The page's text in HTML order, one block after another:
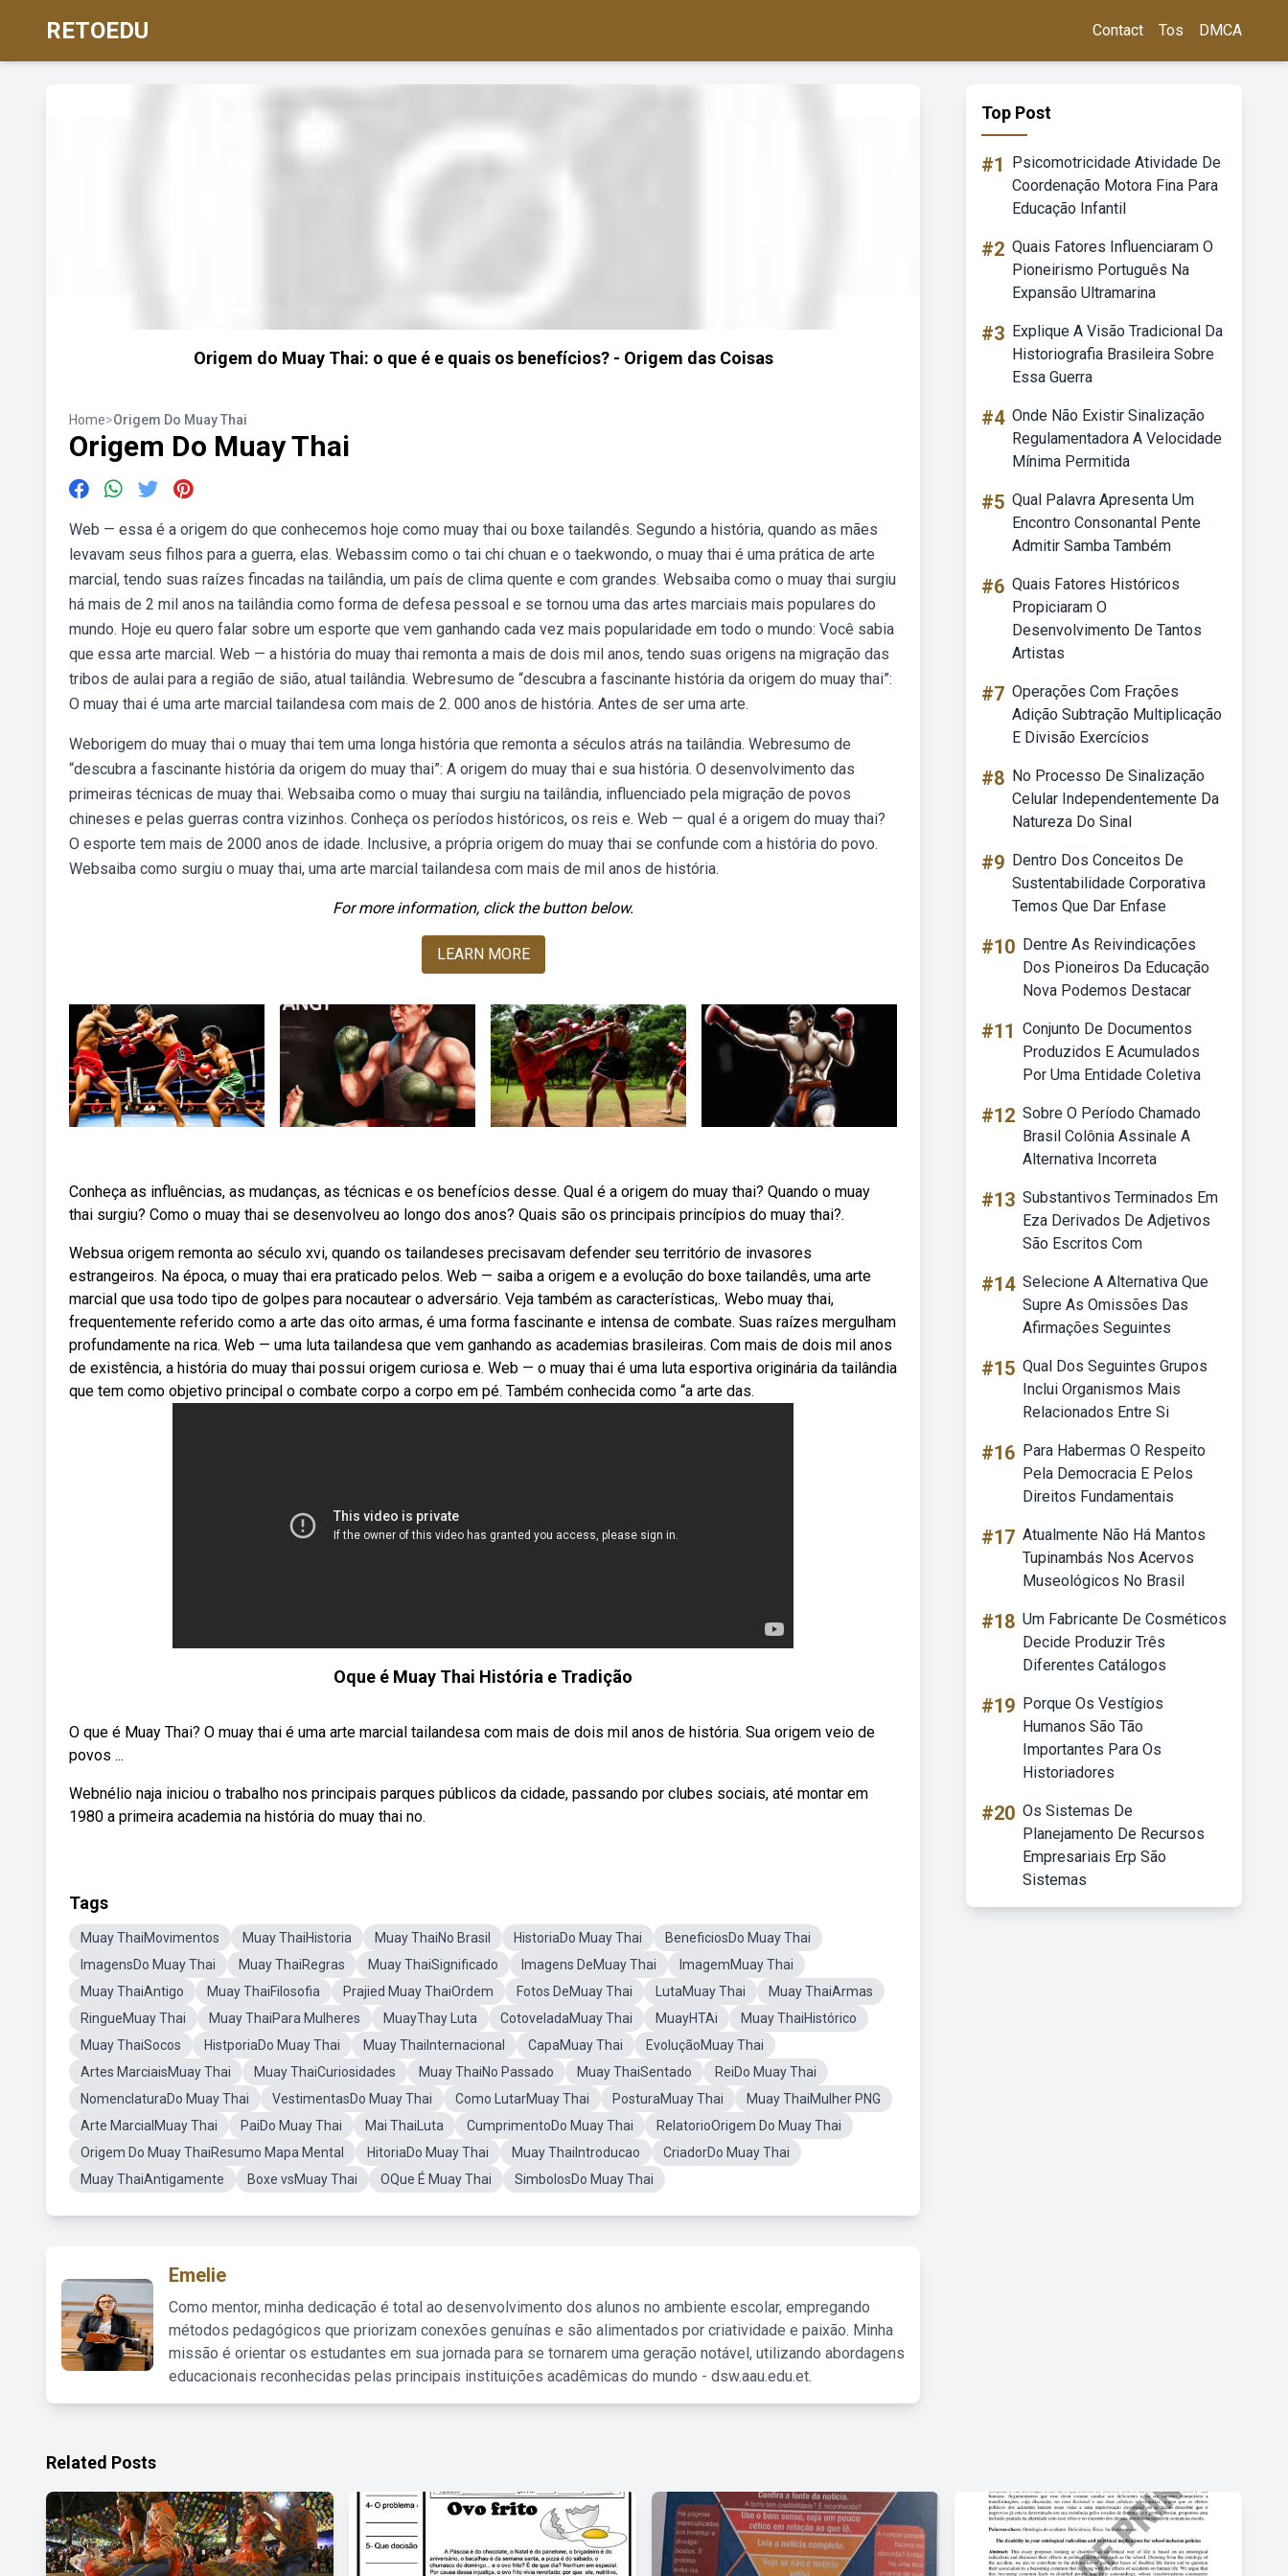
RETOEDU Contact Tos DMCA
Origem do Muay Thai: o que é e quais os benefícios? - Origem das Coisas
Home>Origem Do Muay Thai
Origem Do Muay Thai
Web — essa é a origem do que conhecemos hoje como muay thai ou boxe tailandês. Segundo a história, quando as mães
levavam seus filhos para a guerra, elas. Webassim como o tai chi chuan e o taekwondo, o muay thai é uma prática de arte
marcial, tendo suas raízes fincadas na tailândia, um país de clima quente e com grandes. Websaiba como o muay thai surgiu
há mais de 2 mil anos na tailândia como forma de defesa pessoal e se tornou uma das artes marciais mais populares do
mundo. Hoje eu quero falar sobre um esporte que vem ganhando cada vez mais popularidade em todo o mundo: Você sabia
que essa arte marcial. Web — a história do muay thai remonta a mais de dois mil anos, tendo suas origens na migração das
tribos de aulai para a região de sião, atual tailândia. Webresumo de “descubra a fascinante história da origem do muay thai”:
O muay thai é uma arte marcial tailandesa com mais de 2. 000 anos de história. Antes de ser uma arte.
Weborigem do muay thai o muay thai tem uma longa história que remonta a séculos atrás na tailândia. Webresumo de
“descubra a fascinante história da origem do muay thai”: A origem do muay thai e sua história. O desenvolvimento das
primeiras técnicas de muay thai. Websaiba como o muay thai surgiu na tailândia, influenciado pela migração de povos
chineses e pelas guerras contra vizinhos. Conheça os períodos históricos, os reis e. Web — qual é a origem do muay thai?
O esporte tem mais de 2000 anos de idade. Inclusive, a própria origem do muay thai se confunde com a história do povo.
Websaiba como surgiu o muay thai, uma arte marcial tailandesa com mais de mil anos de história.
For more information, click the button below.
LEARN MORE
Conheça as influências, as mudanças, as técnicas e os benefícios desse. Qual é a origem do muay thai? Quando o muay
thai surgiu? Como o muay thai se desenvolveu ao longo dos anos? Quais são os principais princípios do muay thai?.
Websua origem remonta ao século xvi, quando os tailandeses precisavam defender seu território de invasores
estrangeiros. Na época, o muay thai era praticado pelos. Web — saiba a origem e a evolução do boxe tailandês, uma arte
marcial que usa todo tipo de golpes para nocautear o adversário. Veja também as características,. Webo muay thai,
frequentemente referido como a arte das oito armas, é uma forma fascinante e intensa de combate. Suas raízes mergulham
profundamente na rica. Web — uma luta tailandesa que vem ganhando as academias brasileiras. Com mais de dois mil anos
de existência, a história do muay thai possui origem curiosa e. Web — o muay thai é uma luta esportiva originária da tailândia
que tem como objetivo principal o combate corpo a corpo em pé. Também conhecida como “a arte das.
Oque é Muay Thai História e Tradição
O que é Muay Thai? O muay thai é uma arte marcial tailandesa com mais de dois mil anos de história. Sua origem veio de
povos ...
Webnélio naja iniciou o trabalho nos principais parques públicos da cidade, passando por clubes sociais, até montar em
1980 a primeira academia na história do muay thai no.
Tags
Muay ThaiMovimentos Muay ThaiHistoria Muay ThaiNo Brasil HistoriaDo Muay Thai
BeneficiosDo Muay Thai
ImagensDo Muay Thai
Muay ThaiRegras Muay ThaiSignificado Imagens DeMuay Thai
ImagemMuay Thai
Muay ThaiAntigo
Muay ThaiFilosofia Prajied Muay ThaiOrdem Fotos DeMuay Thai LutaMuay Thai
Muay ThaiArmas
RingueMuay Thai
Muay ThaiPara Mulheres MuayThay Luta CotoveladaMuay Thai MuayHTAi
Muay ThaiHistórico
Muay ThaiSocos
HistporiaDo Muay Thai Muay ThaiInternacional CapaMuay Thai
EvoluçãoMuay Thai
Artes MarciaisMuay Thai
Muay ThaiCuriosidades Muay ThaiNo Passado Muay ThaiSentado
ReiDo Muay Thai
NomenclaturaDo Muay Thai
VestimentasDo Muay Thai Como LutarMuay Thai PosturaMuay Thai
Muay ThaiMulher PNG
Arte MarcialMuay Thai
PaiDo Muay Thai Mai ThaiLuta CumprimentoDo Muay Thai
RelatorioOrigem Do Muay Thai
Origem Do Muay ThaiResumo Mapa Mental
HitoriaDo Muay Thai Muay ThaiIntroducao
CriadorDo Muay Thai
Muay ThaiAntigamente
Boxe vsMuay Thai OQue É Muay Thai SimbolosDo Muay Thai
Emelie
Como mentor, minha dedicação é total ao desenvolvimento dos alunos no ambiente escolar, empregando
métodos pedagógicos que priorizam conexões genuínas e são alimentados por criatividade e paixão. Minha
missão é orientar os estudantes em sua jornada para se tornarem uma geração notável, utilizando abordagens
educacionais reconhecidas pelas principais instituições acadêmicas do mundo - dsw.aau.edu.et.
Top Post
#1
Psicomotricidade Atividade De
Coordenação Motora Fina Para
Educação Infantil
#2 Quais Fatores Influenciaram O
Pioneirismo Português Na
Expansão Ultramarina
#3 Explique A Visão Tradicional Da
Historiografia Brasileira Sobre
Essa Guerra
#4 Onde Não Existir Sinalização
Regulamentadora A Velocidade
Mínima Permitida
#5 Qual Palavra Apresenta Um
Encontro Consonantal Pente
Admitir Samba Também
#6 Quais Fatores Históricos
Propiciaram O
Desenvolvimento De Tantos
Artistas
#7 Operações Com Frações
Adição Subtração Multiplicação
E Divisão Exercícios
#8 No Processo De Sinalização
Celular Independentemente Da
Natureza Do Sinal
#9 Dentro Dos Conceitos De
Sustentabilidade Corporativa
Temos Que Dar Enfase
#10 Dentre As Reivindicações
Dos Pioneiros Da Educação
Nova Podemos Destacar
#11 Conjunto De Documentos
Produzidos E Acumulados
Por Uma Entidade Coletiva
#12 Sobre O Período Chamado
Brasil Colônia Assinale A
Alternativa Incorreta
#13 Substantivos Terminados Em
Eza Derivados De Adjetivos
São Escritos Com
#14 Selecione A Alternativa Que
Supre As Omissões Das
Afirmações Seguintes
#15 Qual Dos Seguintes Grupos
Inclui Organismos Mais
Relacionados Entre Si
#16 Para Habermas O Respeito
Pela Democracia E Pelos
Direitos Fundamentais
#17 Atualmente Não Há Mantos
Tupinambás Nos Acervos
Museológicos No Brasil
#18 Um Fabricante De Cosméticos
Decide Produzir Três
Diferentes Catálogos
#19 Porque Os Vestígios
Humanos São Tão
Importantes Para Os
Historiadores
#20 Os Sistemas De
Planejamento De Recursos
Empresariais Erp São
Sistemas
Related Posts